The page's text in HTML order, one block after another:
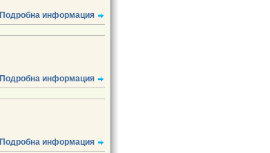
Подробна информация
Подробна информация
Подробна информация